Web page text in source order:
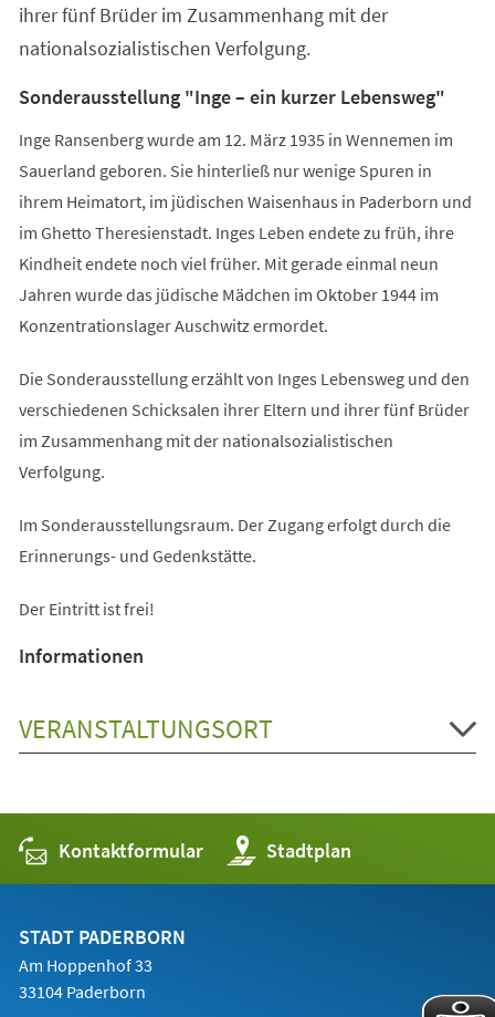
ihrer fünf Brüder im Zusammenhang mit der
nationalsozialistischen Verfolgung.
Sonderausstellung "Inge – ein kurzer Lebensweg"
Inge Ransenberg wurde am 12. März 1935 in Wennemen im
Sauerland geboren. Sie hinterließ nur wenige Spuren in
ihrem Heimatort, im jüdischen Waisenhaus in Paderborn und
im Ghetto Theresienstadt. Inges Leben endete zu früh, ihre
Kindheit endete noch viel früher. Mit gerade einmal neun
Jahren wurde das jüdische Mädchen im Oktober 1944 im
Konzentrationslager Auschwitz ermordet.
Die Sonderausstellung erzählt von Inges Lebensweg und den
verschiedenen Schicksalen ihrer Eltern und ihrer fünf Brüder
im Zusammenhang mit der nationalsozialistischen
Verfolgung.
Im Sonderausstellungsraum. Der Zugang erfolgt durch die
Erinnerungs- und Gedenkstätte.
Der Eintritt ist frei!
Informationen
VERANSTALTUNGSORT
Kontaktformular Stadtplan
(Öffnet
in
einem
STADT PADERBORN
Am Hoppenhof 33
33104 Paderborn